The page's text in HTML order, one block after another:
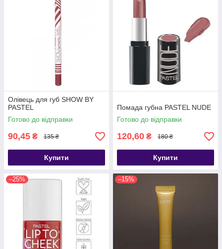
Олівець для губ SHOW BY
PASTEL
Готово до відправки
90,45 ₴ 135 ₴
Купити
Помада губна PASTEL NUDE
Готово до відправки
120,60 ₴ 180 ₴
Купити
–25% –15%